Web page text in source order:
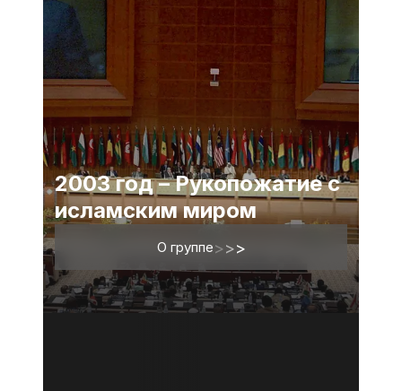
2003 год – Рукопожатие с
исламским миром
О группе>>>